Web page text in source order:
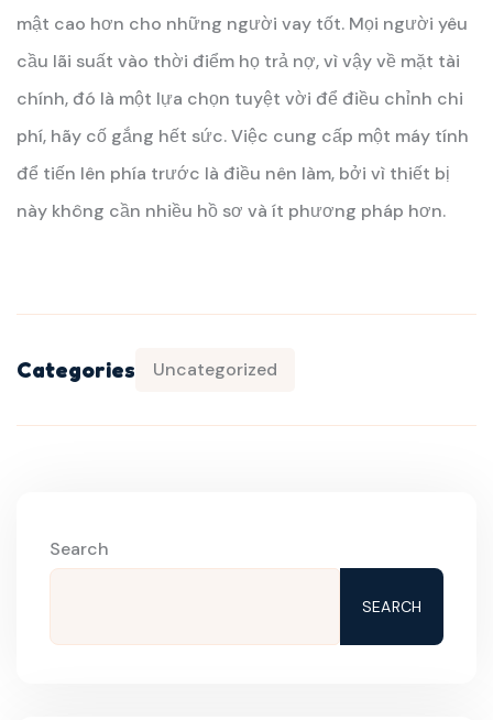
mật cao hơn cho những người vay tốt. Mọi người yêu
cầu lãi suất vào thời điểm họ trả nợ, vì vậy về mặt tài
chính, đó là một lựa chọn tuyệt vời để điều chỉnh chi
phí, hãy cố gắng hết sức. Việc cung cấp một máy tính
để tiến lên phía trước là điều nên làm, bởi vì thiết bị
này không cần nhiều hồ sơ và ít phương pháp hơn.
Categories Uncategorized
Search
SEARCH